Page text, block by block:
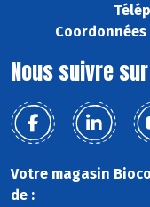
Coordonnées
Nous suivre sur
Votre magasin
de :